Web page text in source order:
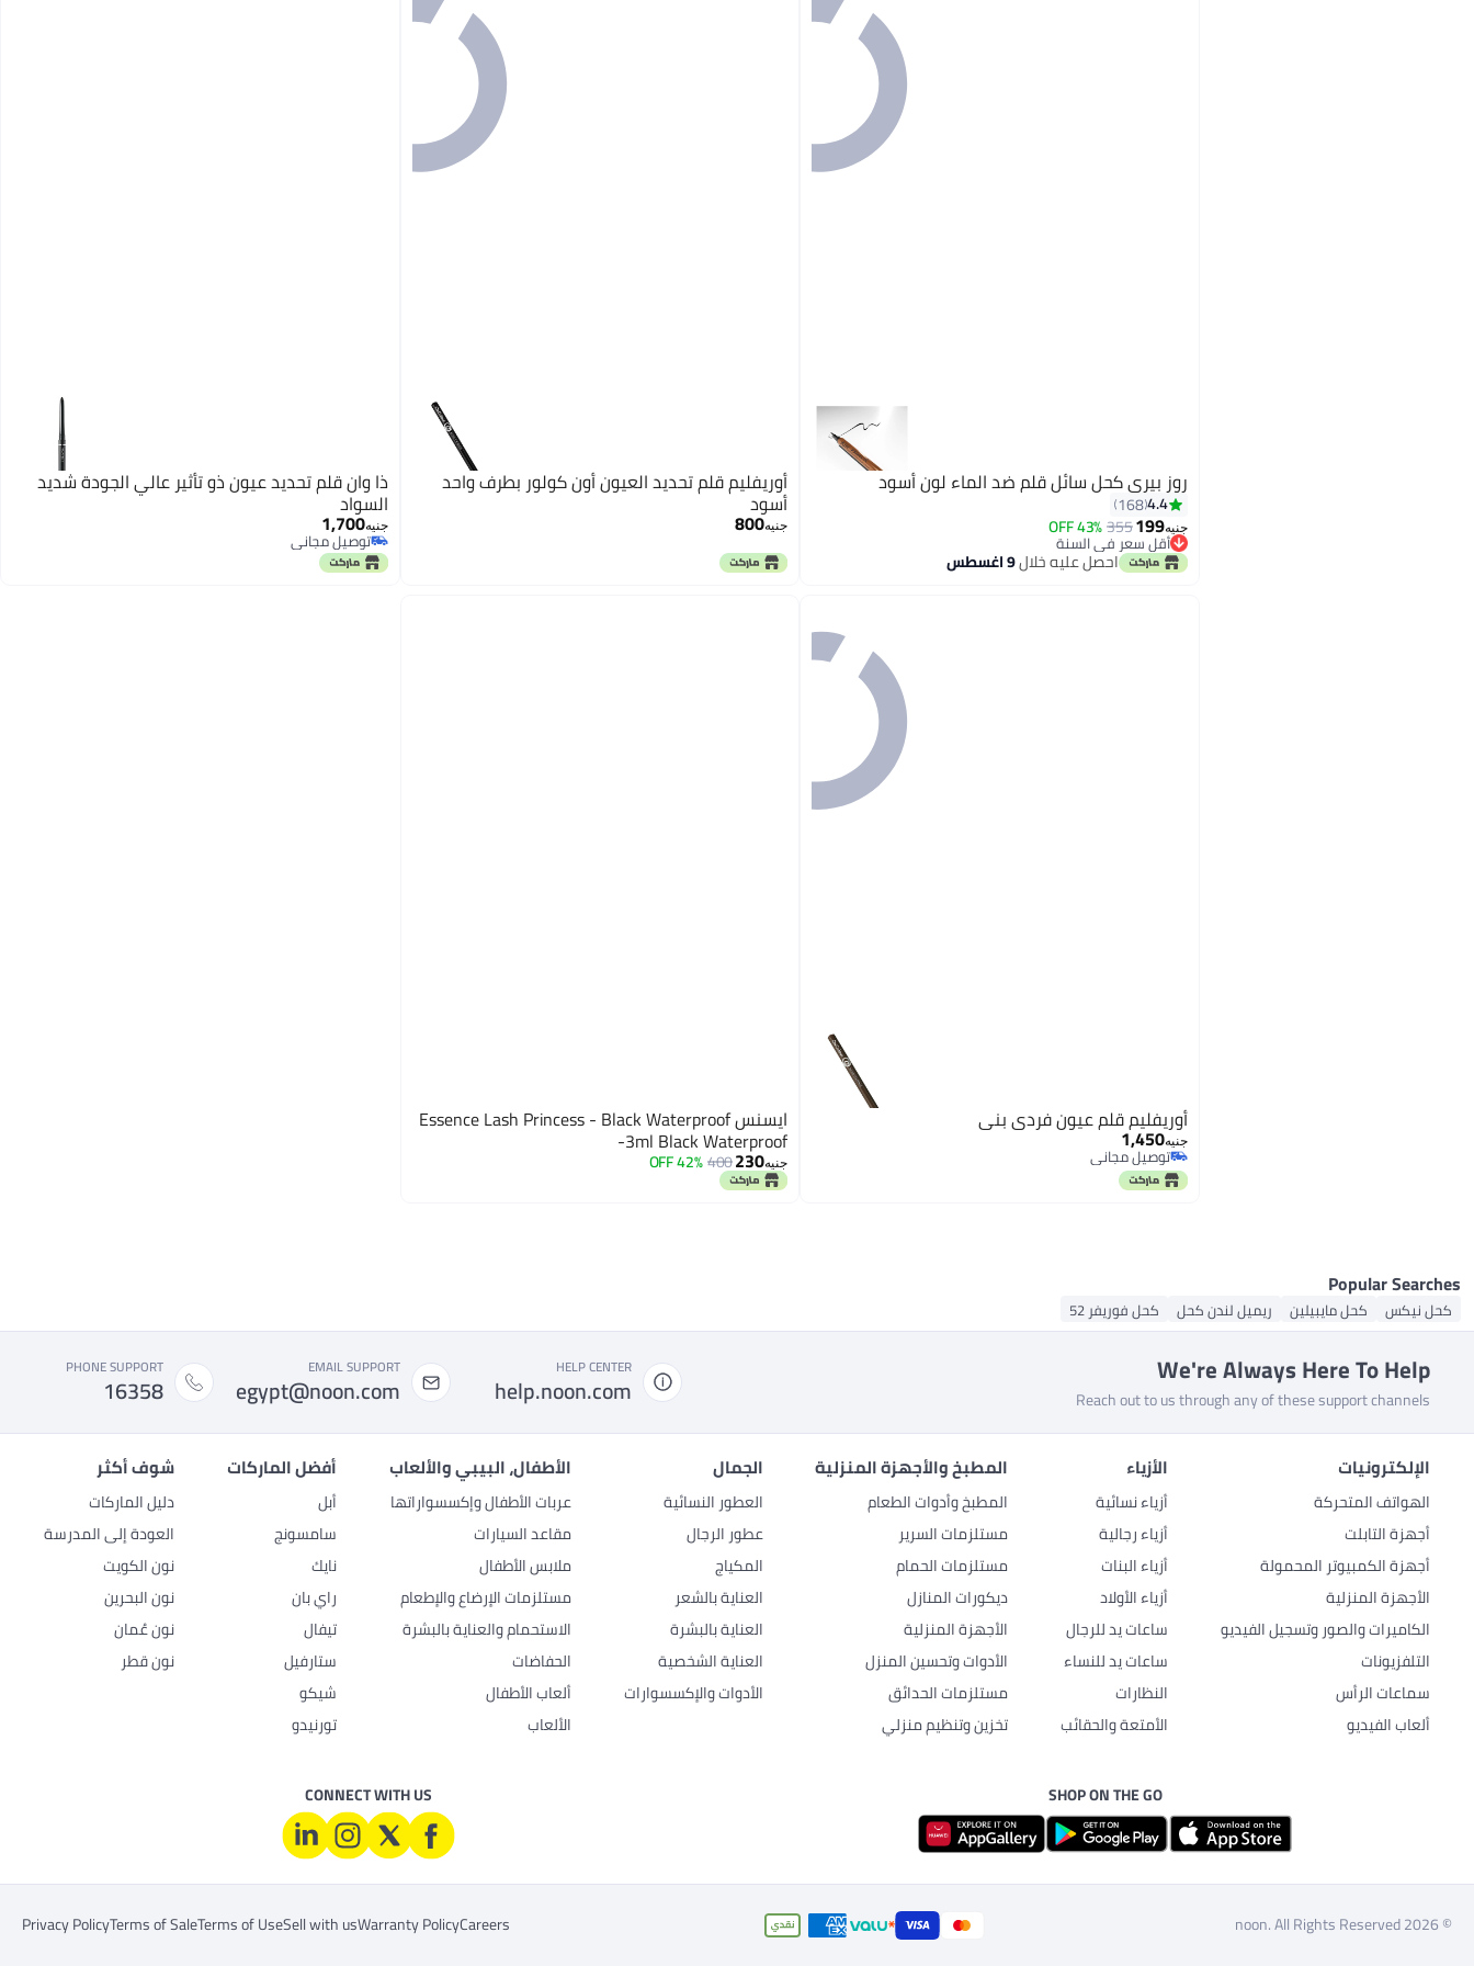
روز بيري كحل سائل قلم ضد الماء لون أسود
4.4
168
جنيه199
355
43% OFF
أقل سعر في السنة
أقل سعر في السنة
احصل عليه خلال9 اغسطس
أوريفليم قلم تحديد العيون أون كولور بطرف واحد
أسود
جنيه800
ذا وان قلم تحديد عيون ذو تأثير عالي الجودة شديد
السواد
جنيه1,700
توصيل مجاني
توصيل مجاني
أوريفليم قلم عيون فردي بني
جنيه1,450
توصيل مجاني
توصيل مجاني
ايسنس Essence Lash Princess - Black Waterproof
-3ml Black Waterproof
جنيه230
400
42% OFF
Popular Searches
كحل نيكس كحل مايبيلين ريميل لندن كحل كحل فوريفر 52
We're Always Here To Help
Reach out to us through any of these support channels
HELP CENTER
help.noon.com
EMAIL SUPPORT
egypt@noon.com
PHONE SUPPORT
16358
الإلكترونيات
الهواتف المتحركة
أجهزة التابلت
أجهزة الكمبيوتر المحمولة
الأجهزة المنزلية
الكاميرات والصور وتسجيل الفيديو
التلفزيونات
سماعات الرأس
ألعاب الفيديو
الأزياء
أزياء نسائية
أزياء رجالية
أزياء البنات
أزياء الأولاد
ساعات يد للرجال
ساعات يد للنساء
النظارات
الأمتعة والحقائب
المطبخ والأجهزة المنزلية
المطبخ وأدوات الطعام
مستلزمات السرير
مستلزمات الحمام
ديكورات المنازل
الأجهزة المنزلية
الأدوات وتحسين المنزل
مستلزمات الحدائق
تخزين وتنظيم منزلي
الجمال
العطور النسائية
عطور الرجال
المكياج
العناية بالشعر
العناية بالبشرة
العناية الشخصية
الأدوات والإكسسوارات
الأطفال، البيبي والألعاب
عربات الأطفال وإكسسواراتها
مقاعد السيارات
ملابس الأطفال
مستلزمات الإرضاع والإطعام
الاستحمام والعناية بالبشرة
الحفاضات
ألعاب الأطفال
الألعاب
أفضل الماركات
أبل
سامسونج
نايك
راي بان
تيفال
ستارفيل
شيكو
تورنيدو
شوف أكثر
دليل الماركات
العودة إلى المدرسة
نون الكويت
نون البحرين
نون عُمان
نون قطر
SHOP ON THE GO
CONNECT WITH US
© 2026 noon. All Rights Reserved
Careers
Warranty Policy
Sell with us
Terms of Use
Terms of Sale
Privacy Policy